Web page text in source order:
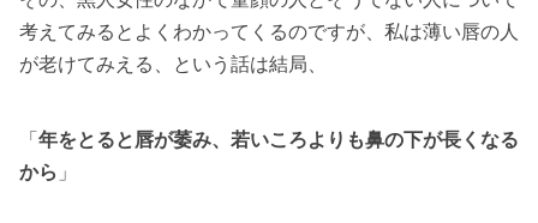
考えてみるとよくわかってくるのですが、私は薄い唇の人
が老けてみえる、という話は結局、
「 年をとると唇が萎み、若いころよりも鼻の下が長くなる
から 」